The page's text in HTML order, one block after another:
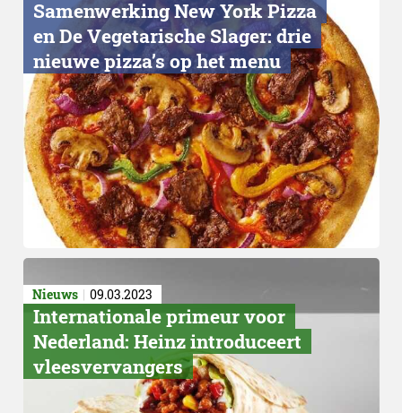
Voedingswaarde
Samenwerking New York Pizza
en De Vegetarische Slager: drie
nieuwe pizza’s op het menu
Nieuws 09.03.2023
Internationale primeur voor
Nederland: Heinz introduceert
vleesvervangers